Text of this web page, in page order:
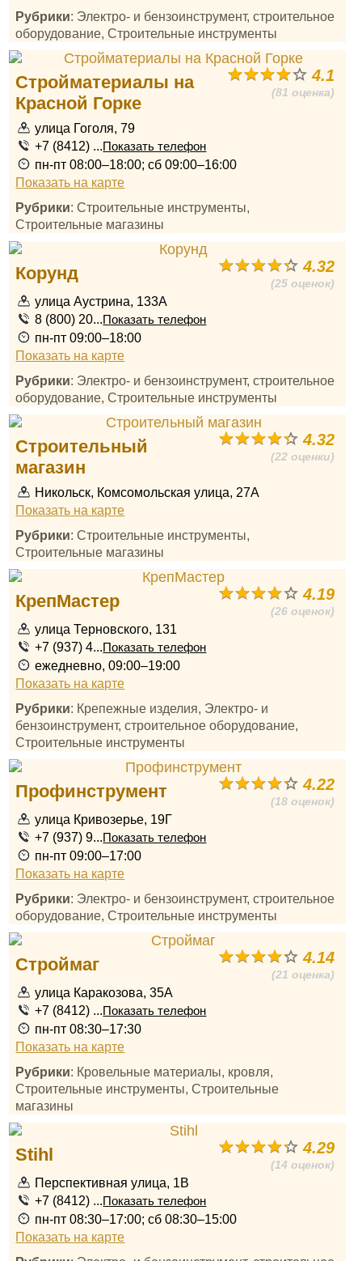
Рубрики: Электро- и бензоинструмент, строительное
оборудование, Строительные инструменты
4.1
(81 оценка)
Стройматериалы на
Красной Горке
улица Гоголя, 79
+7 (8412) ...Показать телефон
пн-пт 08:00–18:00; сб 09:00–16:00
Показать на карте
Рубрики: Строительные инструменты,
Строительные магазины
4.32
(25 оценок)
Корунд
улица Аустрина, 133А
8 (800) 20...Показать телефон
пн-пт 09:00–18:00
Показать на карте
Рубрики: Электро- и бензоинструмент, строительное
оборудование, Строительные инструменты
4.32
(22 оценки)
Строительный
магазин
Никольск, Комсомольская улица, 27А
Показать на карте
Рубрики: Строительные инструменты,
Строительные магазины
4.19
(26 оценок)
КрепМастер
улица Терновского, 131
+7 (937) 4...Показать телефон
ежедневно, 09:00–19:00
Показать на карте
Рубрики: Крепежные изделия, Электро- и
бензоинструмент, строительное оборудование,
Строительные инструменты
4.22
(18 оценок)
Профинструмент
улица Кривозерье, 19Г
+7 (937) 9...Показать телефон
пн-пт 09:00–17:00
Показать на карте
Рубрики: Электро- и бензоинструмент, строительное
оборудование, Строительные инструменты
4.14
(21 оценка)
Строймаг
улица Каракозова, 35А
+7 (8412) ...Показать телефон
пн-пт 08:30–17:30
Показать на карте
Рубрики: Кровельные материалы, кровля,
Строительные инструменты, Строительные
магазины
4.29
(14 оценок)
Stihl
Перспективная улица, 1В
+7 (8412) ...Показать телефон
пн-пт 08:30–17:00; сб 08:30–15:00
Показать на карте